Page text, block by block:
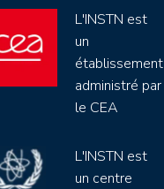
L'INSTN est
un
établissement
administré par
le CEA
L'INSTN est
un centre